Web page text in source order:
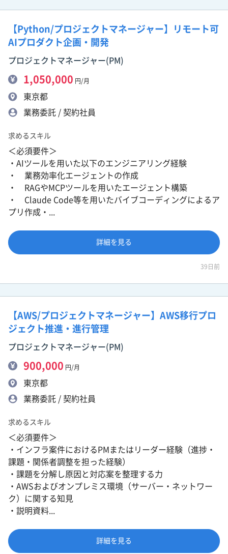
【Python/プロジェクトマネージャー】リモート可
AIプロダクト企画・開発
プロジェクトマネージャー(PM)
1,050,000 円/月
東京都
業務委託 / 契約社員
求めるスキル
＜必須要件＞
・AIツールを用いた以下のエンジニアリング経験
・ 業務効率化エージェントの作成
・ RAGやMCPツールを用いたエージェント構築
・ Claude Code等を用いたバイブコーディングによるア
プリ作成・...
詳細を見る
39日前
【AWS/プロジェクトマネージャー】AWS移行プロ
ジェクト推進・進行管理
プロジェクトマネージャー(PM)
900,000 円/月
東京都
業務委託 / 契約社員
求めるスキル
＜必須要件＞
・インフラ案件におけるPMまたはリーダー経験（進捗・
課題・関係者調整を担った経験）
・課題を分解し原因と対応案を整理する力
・AWSおよびオンプレミス環境（サーバー・ネットワー
ク）に関する知見
・説明資料...
詳細を見る